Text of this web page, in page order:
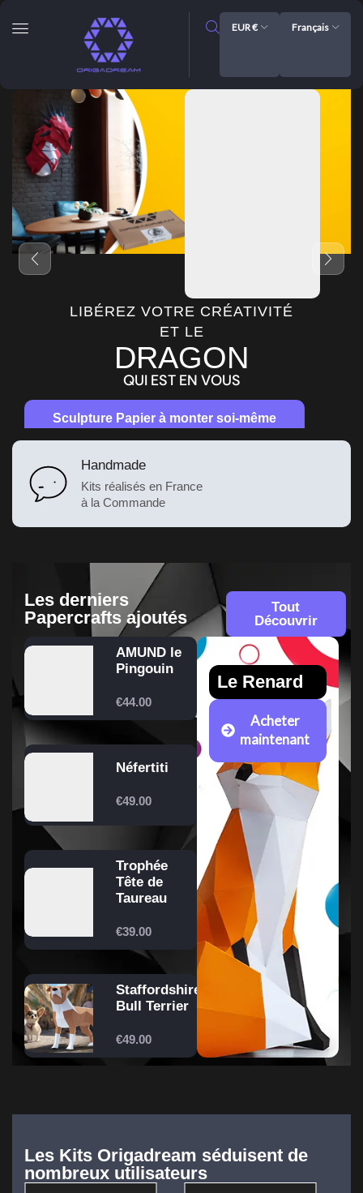
EUR € Français
LIBÉREZ VOTRE CRÉATIVITÉ
ET LE
DRAGON
QUI EST EN VOUS
Sculpture Papier à monter soi-même
Handmade
Kits réalisés en France
à la Commande
Les derniers
Papercrafts ajoutés
Tout
Découvrir
AMUND le
Pingouin
€44.00
Néfertiti
€49.00
Trophée
Tête de
Taureau
€39.00
Staffordshire
Bull Terrier
€49.00
Le Renard
Acheter
maintenant
Les Kits Origadream séduisent de
nombreux utilisateurs